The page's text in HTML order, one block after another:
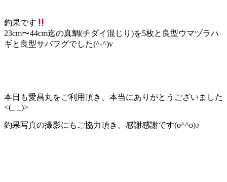
釣果です
23cm〜44cm迄の真鯛(チダイ混じり)を5枚と良型ウマヅラハ
ギと良型サバフグでした(^-^)v
本日も愛昌丸をご利用頂き、本当にありがとうございました
<(_ _)>
釣果写真の撮影にもご協力頂き、感謝感謝です(o^^o)♪